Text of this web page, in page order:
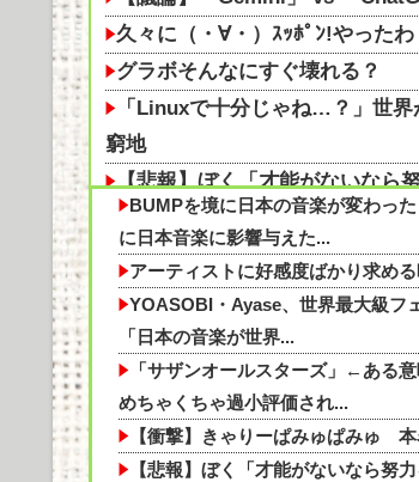
久々に（・∀・）ｽｯﾎﾟﾝ!やった
グラボそんなにすぐ壊れる？
「Linuxで十分じゃね…？」世
窮地
【悲報】ぼく「才能がないなら
今始めどきのスマホゲームなに
【SSD】1TBで1.5万とか、買っ
日本一うまいラーショいってき
【知らんの？】車内の悩みが即消
【医師解説】飲酒後の「締めの
BUMPを境に日本の音楽が変わっ
に日本音楽に影響与えた...
アーティストに好感度ばかり求め
YOASOBI・Ayase、世界最大級フ
「日本の音楽が世界...
「サザンオールスターズ」←ある
めちゃくちゃ過小評価され...
【衝撃】きゃりーぱみゅぱみゅ
【悲報】ぼく「才能がないなら努